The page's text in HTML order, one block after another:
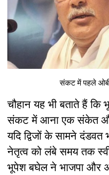
संकट में पहले
चौहान यह भी बताते हैं कि
संकट में आना एक संकेत
यदि द्विजों के सामने दंडवत
नेतृत्व को लंबे समय तक
भूपेश बघेल ने भाजपा और